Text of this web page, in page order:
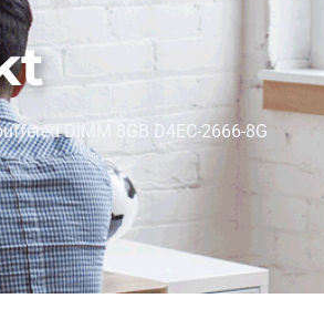
DIMM 8GB D4EC-2666-8G